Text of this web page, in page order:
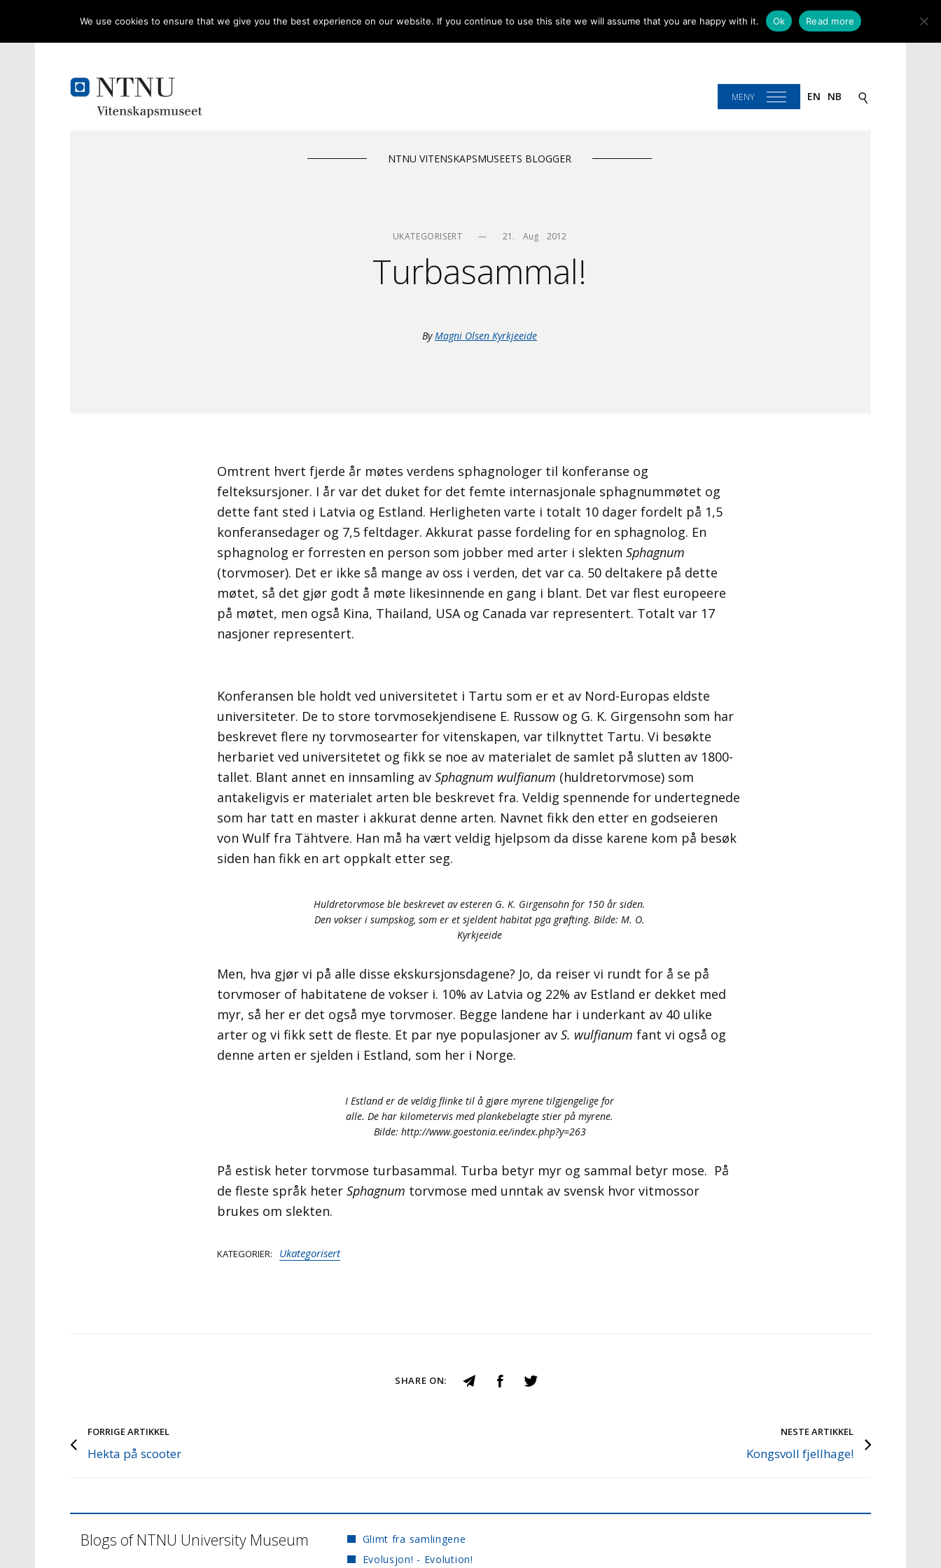
MENY EN NB
NTNU VITENSKAPSMUSEETS BLOGGER
UKATEGORISERT — 21.    Aug    2012
Turbasammal!
By Magni Olsen Kyrkjeeide
Omtrent hvert fjerde år møtes verdens sphagnologer til konferanse og
felteksursjoner. I år var det duket for det femte internasjonale sphagnummøtet og
dette fant sted i Latvia og Estland. Herligheten varte i totalt 10 dager fordelt på 1,5
konferansedager og 7,5 feltdager. Akkurat passe fordeling for en sphagnolog. En
sphagnolog er forresten en person som jobber med arter i slekten Sphagnum
(torvmoser). Det er ikke så mange av oss i verden, det var ca. 50 deltakere på dette
møtet, så det gjør godt å møte likesinnende en gang i blant. Det var flest europeere
på møtet, men også Kina, Thailand, USA og Canada var representert. Totalt var 17
nasjoner representert.
Konferansen ble holdt ved universitetet i Tartu som er et av Nord-Europas eldste
universiteter. De to store torvmosekjendisene E. Russow og G. K. Girgensohn som har
beskrevet flere ny torvmosearter for vitenskapen, var tilknyttet Tartu. Vi besøkte
herbariet ved universitetet og fikk se noe av materialet de samlet på slutten av 1800-
tallet. Blant annet en innsamling av Sphagnum wulfianum (huldretorvmose) som
antakeligvis er materialet arten ble beskrevet fra. Veldig spennende for undertegnede
som har tatt en master i akkurat denne arten. Navnet fikk den etter en godseieren
von Wulf fra Tähtvere. Han må ha vært veldig hjelpsom da disse karene kom på besøk
siden han fikk en art oppkalt etter seg.
Huldretorvmose ble beskrevet av esteren G. K. Girgensohn for 150 år siden.
Den vokser i sumpskog, som er et sjeldent habitat pga grøfting. Bilde: M. O.
Kyrkjeeide
Men, hva gjør vi på alle disse ekskursjonsdagene? Jo, da reiser vi rundt for å se på
torvmoser of habitatene de vokser i. 10% av Latvia og 22% av Estland er dekket med
myr, så her er det også mye torvmoser. Begge landene har i underkant av 40 ulike
arter og vi fikk sett de fleste. Et par nye populasjoner av S. wulfianum fant vi også og
denne arten er sjelden i Estland, som her i Norge.
I Estland er de veldig flinke til å gjøre myrene tilgjengelige for
alle. De har kilometervis med plankebelagte stier på myrene.
Bilde: http://www.goestonia.ee/index.php?y=263
På estisk heter torvmose turbasammal. Turba betyr myr og sammal betyr mose. På
de fleste språk heter Sphagnum torvmose med unntak av svensk hvor vitmossor
brukes om slekten.
KATEGORIER Ukategorisert
SHARE ON:
FORRIGE ARTIKKEL
Hekta på scooter
NESTE ARTIKKEL
Kongsvoll fjellhage!
Blogs of NTNU University Museum
Glimt fra samlingene
Evolusjon! - Evolution!
We use cookies to ensure that we give you the best experience on our website. If you continue to use this site we will assume that you are happy with it. Ok Read more